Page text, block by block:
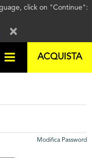
click on "Continue":
×
ACQUISTA
Modifica Password